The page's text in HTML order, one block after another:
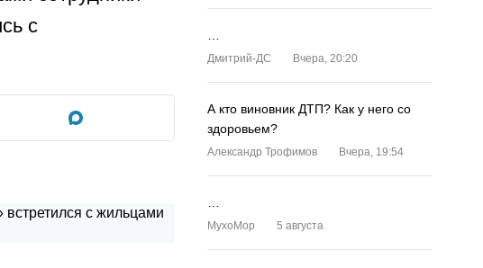
с
Дмитрий-ДС Вчера, 20:20
А кто виновник ДТП? Как у него со
здоровьем?
Александр Трофимов Вчера, 19:54
MyxoMop 5 августа